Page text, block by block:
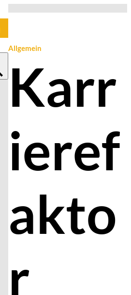
Allgemein
Karr
ieref
akto
r